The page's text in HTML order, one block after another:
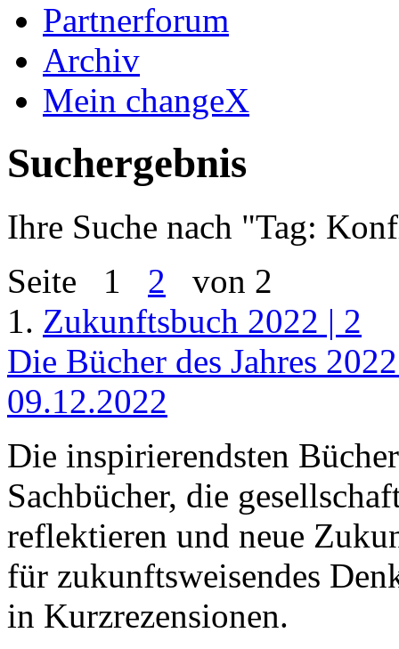
Partnerforum
Archiv
Mein changeX
Suchergebnis
Ihre Suche nach "Tag:
Seite 1 2 von 2
1. Zukunftsbuch 2022 | 2
Die Bücher des Jahres
09.12.2022
Die inspirierendsten
Sachbücher, die
reflektieren und neue
für zukunftsweisendes
in Kurzrezensionen.